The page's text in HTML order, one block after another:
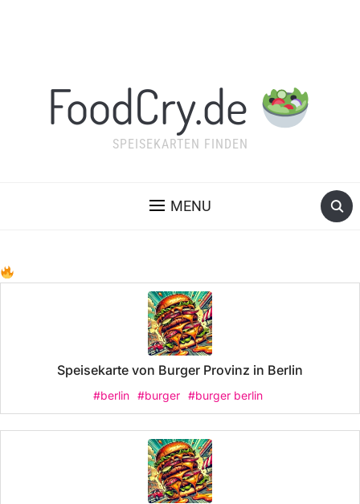
FoodCry.de
SPEISEKARTEN FINDEN
MENU
Speisekarte von Burger Provinz in Berlin
#berlin #burger #burger berlin